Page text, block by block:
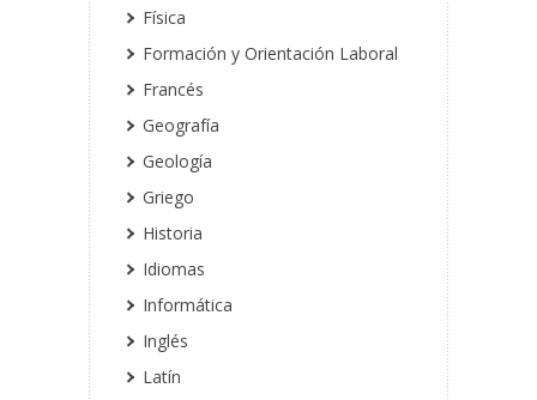
Física
Formación y Orientación Laboral
Francés
Geografía
Geología
Griego
Historia
Idiomas
Informática
Inglés
Latín